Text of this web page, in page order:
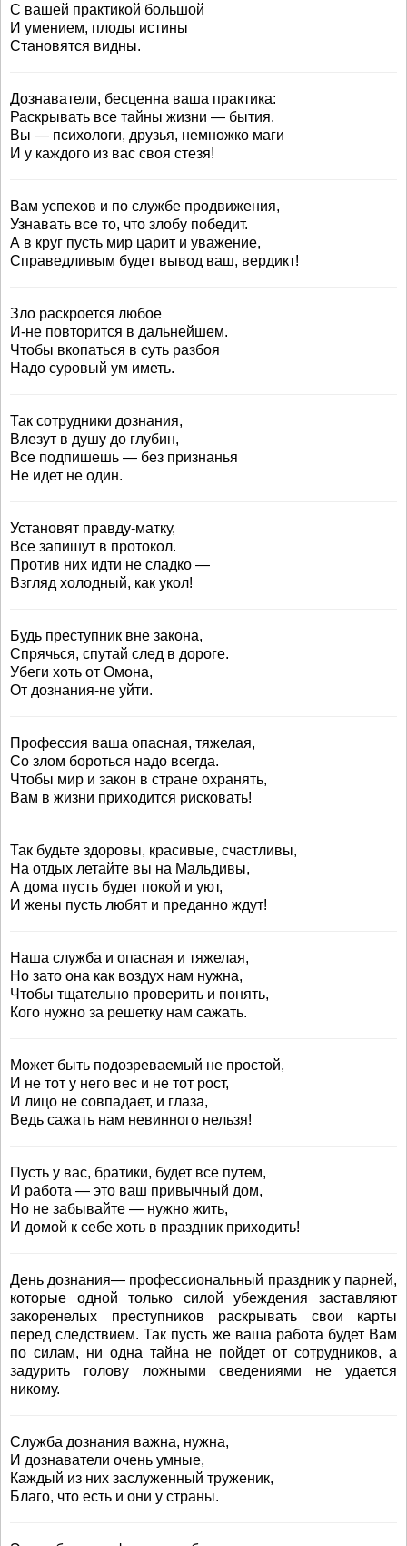
С вашей практикой большой
И умением, плоды истины
Становятся видны.
Дознаватели, бесценна ваша практика:
Раскрывать все тайны жизни — бытия.
Вы — психологи, друзья, немножко маги
И у каждого из вас своя стезя!
Вам успехов и по службе продвижения,
Узнавать все то, что злобу победит.
А в круг пусть мир царит и уважение,
Справедливым будет вывод ваш, вердикт!
Зло раскроется любое
И-не повторится в дальнейшем.
Чтобы вкопаться в суть разбоя
Надо суровый ум иметь.
Так сотрудники дознания,
Влезут в душу до глубин,
Все подпишешь — без признанья
Не идет не один.
Установят правду-матку,
Все запишут в протокол.
Против них идти не сладко —
Взгляд холодный, как укол!
Будь преступник вне закона,
Спрячься, спутай след в дороге.
Убеги хоть от Омона,
От дознания-не уйти.
Профессия ваша опасная, тяжелая,
Со злом бороться надо всегда.
Чтобы мир и закон в стране охранять,
Вам в жизни приходится рисковать!
Так будьте здоровы, красивые, счастливы,
На отдых летайте вы на Мальдивы,
А дома пусть будет покой и уют,
И жены пусть любят и преданно ждут!
Наша служба и опасная и тяжелая,
Но зато она как воздух нам нужна,
Чтобы тщательно проверить и понять,
Кого нужно за решетку нам сажать.
Может быть подозреваемый не простой,
И не тот у него вес и не тот рост,
И лицо не совпадает, и глаза,
Ведь сажать нам невинного нельзя!
Пусть у вас, братики, будет все путем,
И работа — это ваш привычный дом,
Но не забывайте — нужно жить,
И домой к себе хоть в праздник приходить!
День дознания— профессиональный праздник у парней,
которые одной только силой убеждения заставляют
закоренелых преступников раскрывать свои карты
перед следствием. Так пусть же ваша работа будет Вам
по силам, ни одна тайна не пойдет от сотрудников, а
задурить голову ложными сведениями не удается
никому.
Служба дознания важна, нужна,
И дознаватели очень умные,
Каждый из них заслуженный труженик,
Благо, что есть и они у страны.